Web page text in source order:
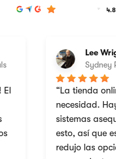
4.8
Lee
Sydney
“La tienda
necesidad. Hay
sistemas
esto, así que
redujo las